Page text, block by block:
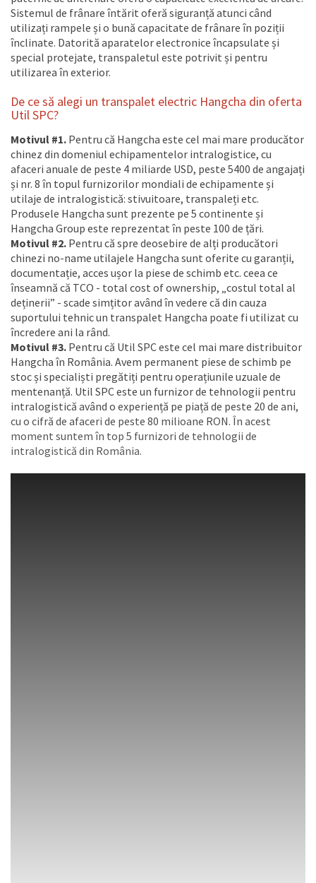
Sistemul de frânare întărit oferă siguranță atunci când
utilizați rampele și o bună capacitate de frânare în poziții
înclinate. Datorită aparatelor electronice încapsulate și
special protejate, transpaletul este potrivit și pentru
utilizarea în exterior.
De ce să alegi un transpalet electric Hangcha din oferta
Util SPC?
Motivul #1. Pentru că Hangcha este cel mai mare producător
chinez din domeniul echipamentelor intralogistice, cu
afaceri anuale de peste 4 miliarde USD, peste 5400 de angajați
și nr. 8 în topul furnizorilor mondiali de echipamente și
utilaje de intralogistică: stivuitoare, transpaleți etc.
Produsele Hangcha sunt prezente pe 5 continente și
Hangcha Group este reprezentat în peste 100 de țări.
Motivul #2. Pentru că spre deosebire de alți producători
chinezi no-name utilajele Hangcha sunt oferite cu garanții,
documentație, acces ușor la piese de schimb etc. ceea ce
înseamnă că TCO - total cost of ownership, „costul total al
deținerii” - scade simțitor având în vedere că din cauza
suportului tehnic un transpalet Hangcha poate fi utilizat cu
încredere ani la rând.
Motivul #3. Pentru că Util SPC este cel mai mare distribuitor
Hangcha în România. Avem permanent piese de schimb pe
stoc și specialiști pregătiți pentru operațiunile uzuale de
mentenanță. Util SPC este un furnizor de tehnologii pentru
intralogistică având o experiență pe piață de peste 20 de ani,
cu o cifră de afaceri de peste 80 milioane RON. În acest
moment suntem în top 5 furnizori de tehnologii de
intralogistică din România.